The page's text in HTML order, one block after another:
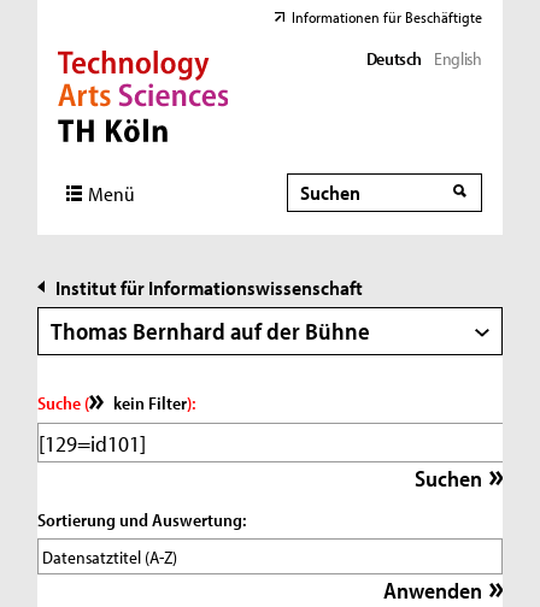
Direkt zur Hauptnavigation
Direkt zur Subnavigation
Direkt zum Inhalt
Direkt zum Fußbereich
Informationen für Beschäftigte
Deutsch English
Menü Suche
Suche
Institut für Informationswissenschaft
Thomas Bernhard auf der Bühne
Suche ( kein Filter):
Sortierung und Auswertung: